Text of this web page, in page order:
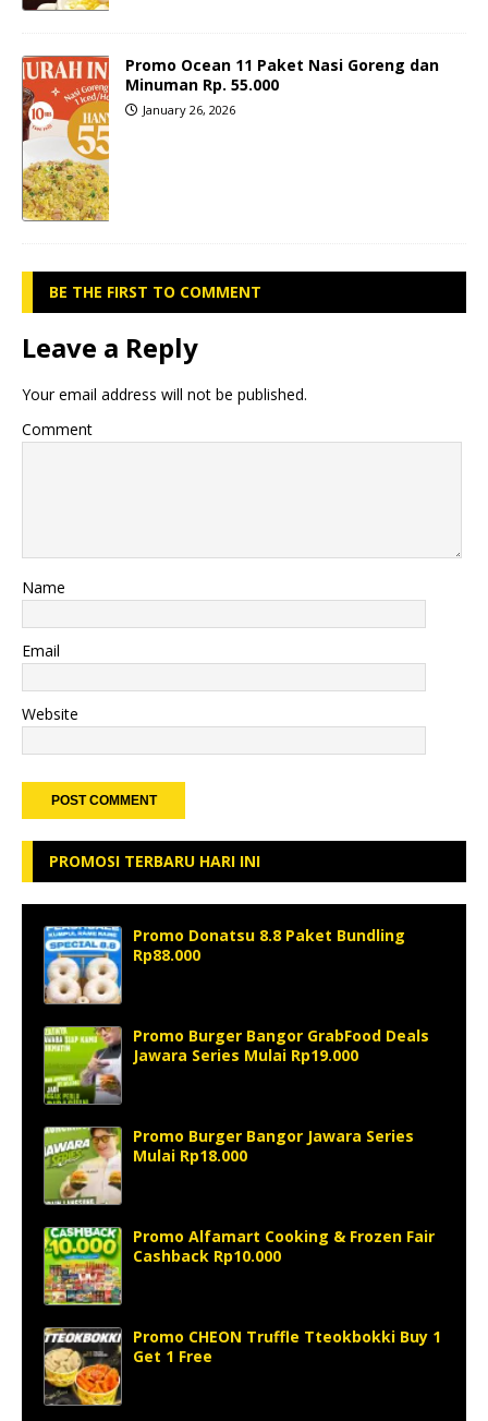
Promo Ocean 11 Paket Nasi Goreng dan
Minuman Rp. 55.000
January 26, 2026
BE THE FIRST TO COMMENT
Leave a Reply
Your email address will not be published.
Comment
Name
Email
Website
PROMOSI TERBARU HARI INI
Promo Donatsu 8.8 Paket Bundling
Rp88.000
Promo Burger Bangor GrabFood Deals
Jawara Series Mulai Rp19.000
Promo Burger Bangor Jawara Series
Mulai Rp18.000
Promo Alfamart Cooking & Frozen Fair
Cashback Rp10.000
Promo CHEON Truffle Tteokbokki Buy 1
Get 1 Free